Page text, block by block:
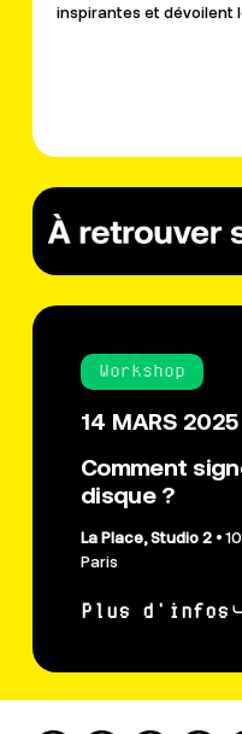
inspirantes et dévoilent
Workshop
14 MARS
Comment
disque ?
La Place, Studio 2 •
Paris
Plus d'infos